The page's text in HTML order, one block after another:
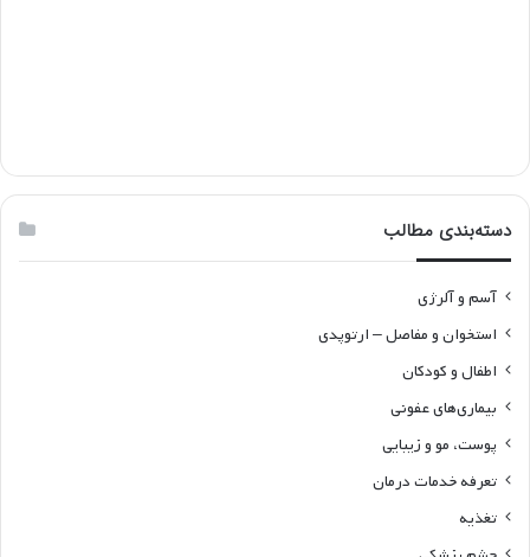
دسته‌بندی مطالب
آسم و آلرژی
استخوان و مفاصل – ارتوپدی
اطفال و کودکان
بیماری‌های عفونی
پوست، مو و زیبایی
تعرفه خدمات درمان
تغذیه